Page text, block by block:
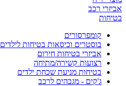
אביזרי רכב
בטיחות
קומפרסורים
בוסטרים וכיסאות בטיחות לילדים
אביזרי בטיחות חירום
רצועות קשירה/מתיחה
בטיחות מניעת שכחת ילדים
ג'קים - מגבהים לרכב